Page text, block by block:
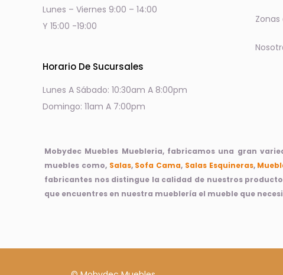
Lunes – Viernes 9:00 – 14:00
Y 15:00 -19:00
Horario De Sucursales
Lunes A Sábado: 10:30am A 8:00pm
Domingo: 11am A 7:00pm
Zonas
Mobydec Muebles Muebleria, fabricamos una gran
muebles como, Salas, Sofa Cama, Salas Esquineras,
fabricantes nos distingue la calidad de nuestros
que encuentres en nuestra mueblería el mueble que